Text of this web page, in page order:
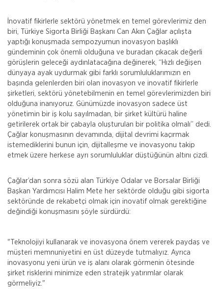
İnovatif fikirlerle sektörü yönetmek en temel görevlerimiz den
biri, Türkiye Sigorta Birliği Başkanı Can Akın Çağlar açılışta
yaptığı konuşmada sempozyumun inovasyon başlıklı
gündeminin çok önemli olduğuna ve buradan çıkacak değerli
görüşlerin geleceği aydınlatacağına değinerek, “Hızlı değişen
dünyaya ayak uydurmak gibi farklı sorumluluklarımızın en
başında gelenlerden biri olan inovasyon ve inovatif fikirlerle
şirketleri, sektörü yönetebilmenin en temel görevlerimizden biri
olduğuna inanıyoruz. Günümüzde inovasyon sadece üst
yönetimin bir iş kolu sayılmadan, bir şirket kültürü haline
getirilerek ortak bir çabayla oluşturulan bir politika olmalı” dedi.
Çağlar konuşmasının devamında, dijital devrimi kaçırmak
istemediklerini bunun için, dijitalleşme ve inovasyonu takip
etmek üzere herkese ayrı sorumluluklar düştüğünün altını çizdi.
Çağlar’dan sonra sözü alan Türkiye Odalar ve Borsalar Birliği
Başkan Yardımcısı Halim Mete her sektörde olduğu gibi sigorta
sektöründe de rekabetçi olmak için inovatif olmak gerektiğine
değindiği konuşmasını şöyle sürdürdü:
"Teknolojiyi kullanarak ve inovasyona önem vererek paydaş ve
müşteri memnuniyetini en üst düzeyde tutmalıyız. Ayrıca
inovasyonu yeni ürün ve iş alanı olarak görmenin ötesinde
şirket risklerini minimize eden stratejik yatırımlar olarak
görmeliyiz."